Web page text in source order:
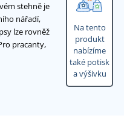
stehně je
nářadí,
lze rovněž
pracanty,
Na tento
produkt
nabízíme
také potisk
a výšivku